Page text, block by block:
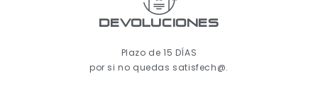
Devoluciones
Plazo de 15 DÍAS
por si no quedas satisfech@.